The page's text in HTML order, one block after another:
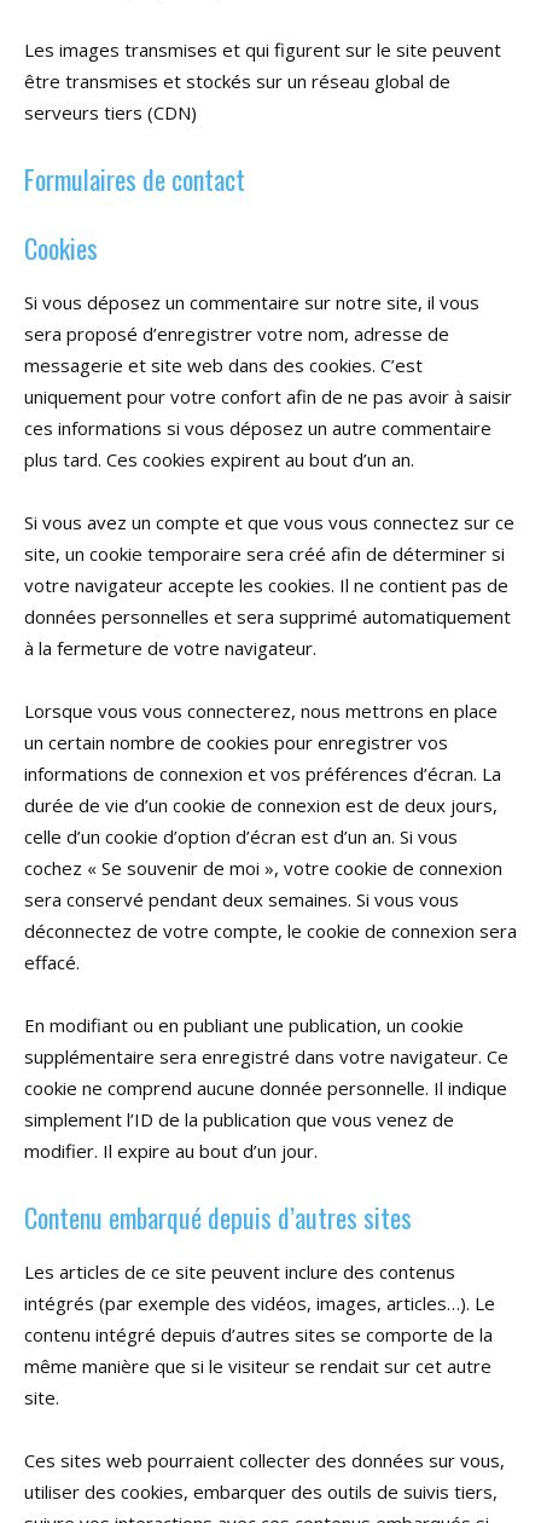
Les images transmises et qui figurent sur le site peuvent
être transmises et stockés sur un réseau global de
serveurs tiers (CDN)
Formulaires de contact
Cookies
Si vous déposez un commentaire sur notre site, il vous
sera proposé d’enregistrer votre nom, adresse de
messagerie et site web dans des cookies. C’est
uniquement pour votre confort afin de ne pas avoir à saisir
ces informations si vous déposez un autre commentaire
plus tard. Ces cookies expirent au bout d’un an.
Si vous avez un compte et que vous vous connectez sur ce
site, un cookie temporaire sera créé afin de déterminer si
votre navigateur accepte les cookies. Il ne contient pas de
données personnelles et sera supprimé automatiquement
à la fermeture de votre navigateur.
Lorsque vous vous connecterez, nous mettrons en place
un certain nombre de cookies pour enregistrer vos
informations de connexion et vos préférences d’écran. La
durée de vie d’un cookie de connexion est de deux jours,
celle d’un cookie d’option d’écran est d’un an. Si vous
cochez « Se souvenir de moi », votre cookie de connexion
sera conservé pendant deux semaines. Si vous vous
déconnectez de votre compte, le cookie de connexion sera
effacé.
En modifiant ou en publiant une publication, un cookie
supplémentaire sera enregistré dans votre navigateur. Ce
cookie ne comprend aucune donnée personnelle. Il indique
simplement l’ID de la publication que vous venez de
modifier. Il expire au bout d’un jour.
Contenu embarqué depuis d’autres sites
Les articles de ce site peuvent inclure des contenus
intégrés (par exemple des vidéos, images, articles…). Le
contenu intégré depuis d’autres sites se comporte de la
même manière que si le visiteur se rendait sur cet autre
site.
Ces sites web pourraient collecter des données sur vous,
utiliser des cookies, embarquer des outils de suivis tiers,